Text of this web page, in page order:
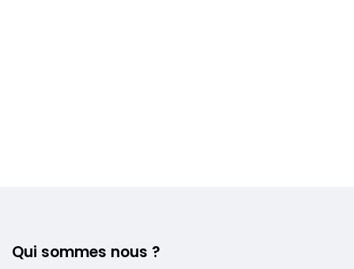
Qui sommes nous ?